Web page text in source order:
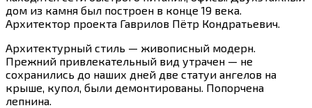
дом из камня был построен в конце 19 века.
Архитектор проекта Гаврилов Пётр Кондратьевич.
Архитектурный стиль — живописный модерн.
Прежний привлекательный вид утрачен — не
сохранились до наших дней две статуи ангелов на
крыше, купол, были демонтированы. Попорчена
лепнина.